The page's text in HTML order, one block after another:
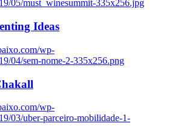
05/must_winesummit-335x256.jpg
Ideas
wp-
04/sem-nome-2-335x256.png
wp-
03/uber-parceiro-mobilidade-1-